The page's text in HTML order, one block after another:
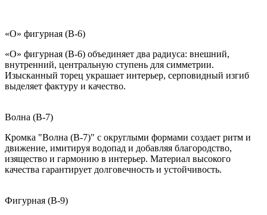
«О» фигурная (B-6)
«О» фигурная (B-6) объединяет два радиуса: внешний,
внутренний, центральную ступень для симметрии.
Изысканный торец украшает интерьер, серповидный изгиб
выделяет фактуру и качество.
Волна (B-7)
Кромка "Волна (B-7)" с округлыми формами создает ритм и
движение, имитируя водопад и добавляя благородство,
изящество и гармонию в интерьер. Материал высокого
качества гарантирует долговечность и устойчивость.
Фигурная (B-9)